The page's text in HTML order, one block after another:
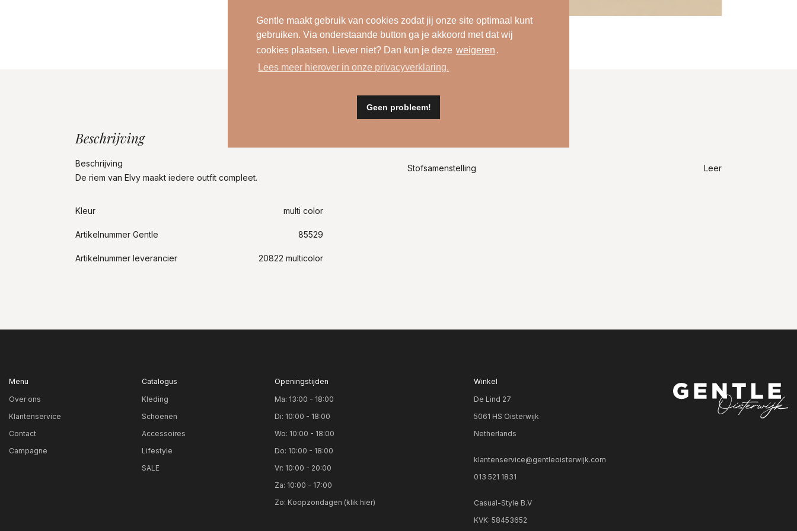
Gentle maakt gebruik van cookies zodat jij onze site optimaal kunt
gebruiken. Via onderstaande button ga je akkoord met dat wij
cookies plaatsen. Liever niet? Dan kun je deze weigeren .
Lees meer hierover in onze privacyverklaring.
Geen probleem!
Beschrijving
Beschrijving
De riem van Elvy maakt iedere outfit compleet.
Kleur multi color
Artikelnummer Gentle 85529
Artikelnummer leverancier 20822 multicolor
Stofsamenstelling Leer
Menu
Over ons
Klantenservice
Contact
Campagne
Catalogus
Kleding
Schoenen
Accessoires
Lifestyle
SALE
Openingstijden
Ma: 13:00 - 18:00
Di: 10:00 - 18:00
Wo: 10:00 - 18:00
Do: 10:00 - 18:00
Vr: 10:00 - 20:00
Za: 10:00 - 17:00
Zo: Koopzondagen (klik hier)
Winkel
De Lind 27
5061 HS Oisterwijk
Netherlands
klantenservice@gentleoisterwijk.com
013 521 1831
Casual-Style B.V
KVK: 58453652